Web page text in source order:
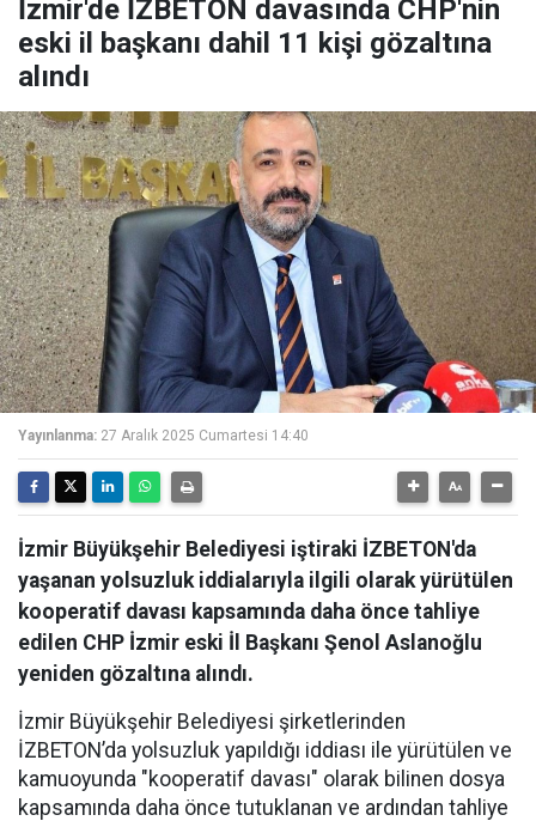
İzmir'de İZBETON davasında CHP'nin
eski il başkanı dahil 11 kişi gözaltına
alındı
Yayınlanma: 27 Aralık 2025 Cumartesi 14:40
İzmir Büyükşehir Belediyesi iştiraki İZBETON'da
yaşanan yolsuzluk iddialarıyla ilgili olarak yürütülen
kooperatif davası kapsamında daha önce tahliye
edilen CHP İzmir eski İl Başkanı Şenol Aslanoğlu
yeniden gözaltına alındı.
İzmir Büyükşehir Belediyesi şirketlerinden
İZBETON’da yolsuzluk yapıldığı iddiası ile yürütülen ve
kamuoyunda "kooperatif davası" olarak bilinen dosya
kapsamında daha önce tutuklanan ve ardından tahliye